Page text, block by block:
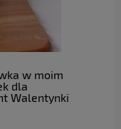
w moim
dla
Walentynki